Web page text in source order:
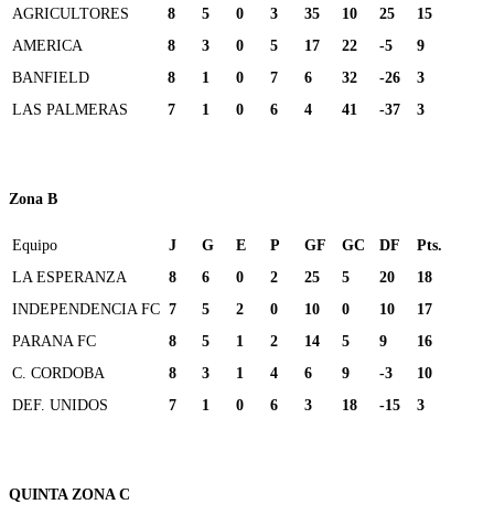
AGRICULTORES
8 5 0 3 35 10 25
15
AMERICA
8 3 0 5 17 22 -5
9
BANFIELD
8 1 0 7 6 32 -26
3
LAS PALMERAS
7 1 0 6 4 41 -37 3
Zona B
Equipo J G E P GF GC DF
Pts.
LA ESPERANZA
8 6 0 2 25 5 20
18
INDEPENDENCIA FC 7 5 2 0 10 0 10
17
PARANA FC
8 5 1 2 14 5 9
16
C. CORDOBA
8 3 1 4 6 9 -3
10
DEF. UNIDOS
7 1 0 6 3 18 -15 3
QUINTA ZONA C